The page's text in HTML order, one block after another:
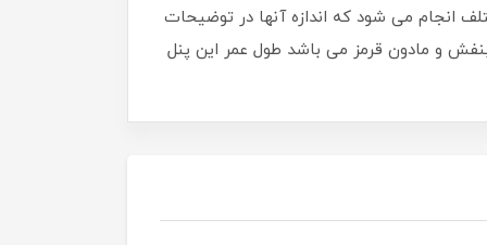
انجام می شود که اندازه آنها در توضیحات
و مادون قرمز می باشد طول عمر این پنل